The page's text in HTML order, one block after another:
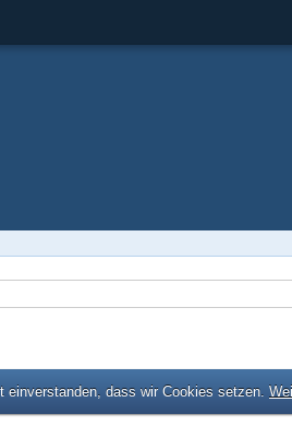
einverstanden, dass wir Cookies setzen.